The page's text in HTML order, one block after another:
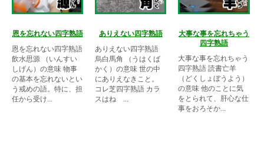
恩を忘れない四字熟語
恩を忘れない四字熟語
飲水思源 （いんすい
しげん）の意味 物事
の基本を忘れないとい
う戒めの語。特に、担
任から受け...
ありえない四字熟語
ありえない四字熟語
烏白馬角 （うはくば
かく）の意味 世の中
にありえなきこと。
コレ芝四字熟語 カラ
スはね ...
大事な事を忘れちゃう
四字熟語
大事な事を忘れちゃう
四字熟語 読書亡羊
（どくしょぼうよう）
の意味 他のことに気
をとられて、肝心な仕
事をおろそか...